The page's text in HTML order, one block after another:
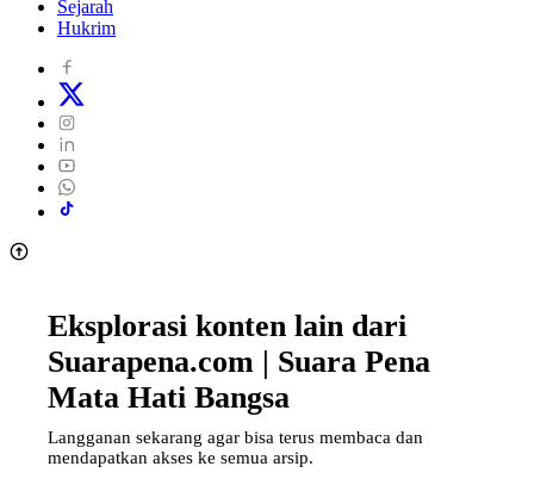
Sejarah
Hukrim
Eksplorasi konten lain dari
Suarapena.com | Suara Pena
Mata Hati Bangsa
Langganan sekarang agar bisa terus membaca dan
mendapatkan akses ke semua arsip.